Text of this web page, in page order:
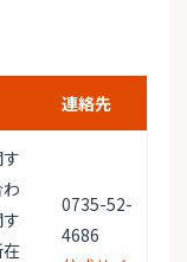
連絡先
0735-52-
4686